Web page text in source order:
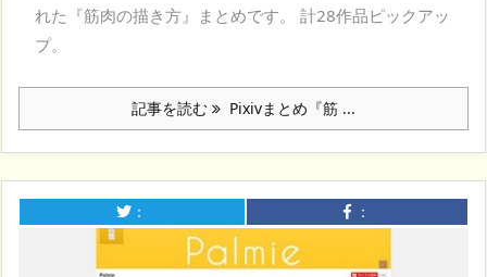
れた『筋肉の描き方』まとめです。 計28作品ピックアッ
プ。
記事を読む Pixivまとめ『筋 ...
： ：